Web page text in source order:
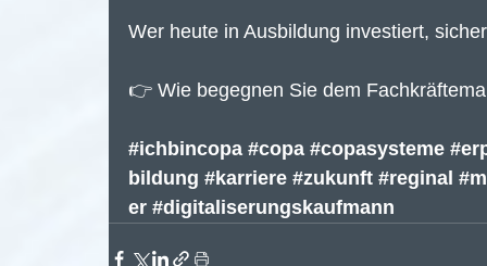
Wer heute in Ausbildung investiert,
👉 Wie begegnen Sie dem
#ichbincopa #copa #copasysteme
bildung #karriere #zukunft #reginal
er #digitaliserungskaufmann